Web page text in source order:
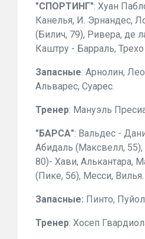
"СПОРТИНГ": Хуан
Канелья, И. Эрнандес,
(Билич, 79), Ривера, де
Каштру - Барраль, Трехо
Запасные: Арнолин,
Альварес, Суарес.
Тренер: Мануэль
"БАРСА": Вальдес -
Абидаль (Максвелл, 55),
80)- Хави, Алькантара,
(Пике, 56), Месси, Вилья.
Запасные: Пинто,
Тренер: Хосеп